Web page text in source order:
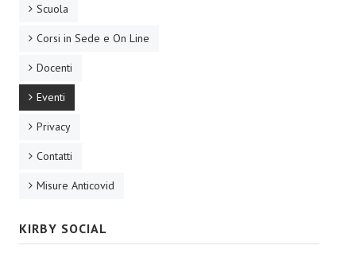
Scuola
Corsi in Sede e On Line
Docenti
Eventi
Privacy
Contatti
Misure Anticovid
KIRBY SOCIAL